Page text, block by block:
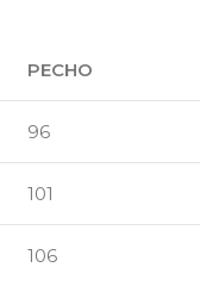
PECHO
96
101
106